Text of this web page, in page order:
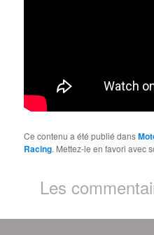
Ce contenu a été publié dans
Racing. Mettez-le en favori avec
Les